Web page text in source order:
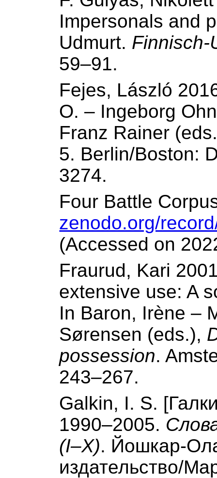
Impersonals and
Udmurt. Finnisch-
59–91.
Fejes, László
O. – Ingeborg
Franz Rainer
5. Berlin/Boston:
3274.
Four Battle
zenodo.org/
(Accessed on
Fraurud, Kari
extensive use: A
In Baron, Irène –
Sørensen (eds.),
possession.
243–267.
Galkin, I. S.
1990–2005.
(I–X). Йошкар-
издательство/